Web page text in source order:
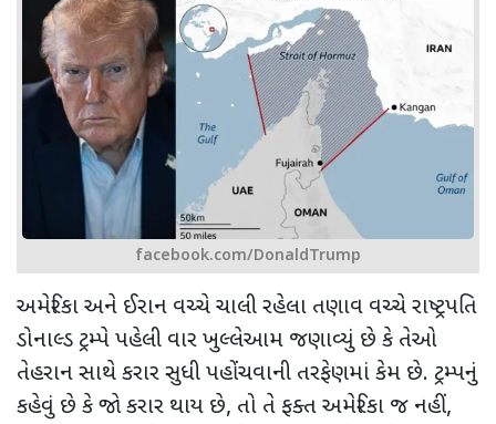
facebook.com/DonaldTrump
અમેરિકા અને ઈરાન વચ્ચે ચાલી રહેલા તણાવ વચ્ચેરાષ્ટ્રપતિ
ડોનાલ્ડ ટ્રમ્પે પહેલી વાર ખુલ્લેઆમ જણાવ્યું છે કે તેઓ
તેહરાન સાથે કરાર સુધી પહોંચવાની તરફેણમાં કેમ છે. ટ્રમ્પનું
કહેવું છે કે જો કરાર થાય છે, તો તે ફક્ત અમેરિકા જ નહીં,